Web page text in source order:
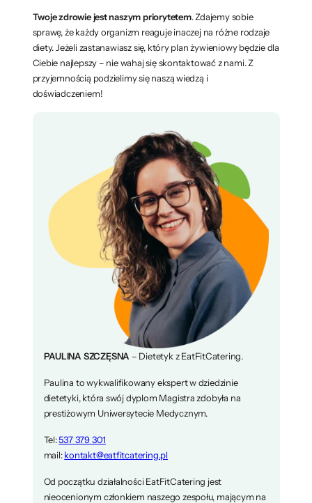
Twoje zdrowie jest naszym priorytetem. Zdajemy sobie
sprawę, że każdy organizm reaguje inaczej na różne rodzaje
diety. Jeżeli zastanawiasz się, który plan żywieniowy będzie dla
Ciebie najlepszy – nie wahaj się skontaktować z nami. Z
przyjemnością podzielimy się naszą wiedzą i
doświadczeniem!
PAULINA SZCZĘSNA – Dietetyk z EatFitCatering.
Paulina to wykwalifikowany ekspert w dziedzinie
dietetyki, która swój dyplom Magistra zdobyła na
prestiżowym Uniwersytecie Medycznym.
Tel:537 379 301
mail:kontakt@eatfitcatering.pl
Od początku działalności EatFitCatering jest
nieocenionym członkiem naszego zespołu, mającym na